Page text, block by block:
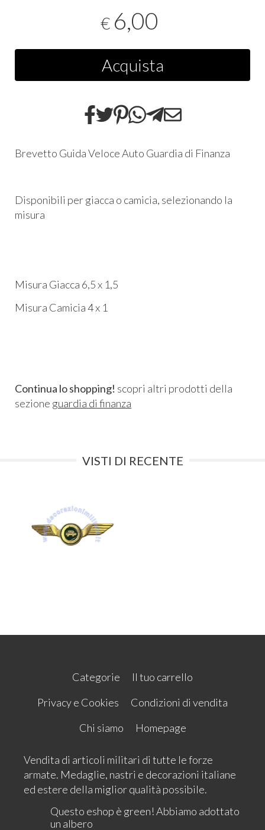
€ 6,00
Acquista
Brevetto Guida Veloce Auto Guardia di Finanza
Disponibili per giacca o camicia, selezionando la
misura
Misura Giacca 6,5 x 1,5
Misura Camicia 4 x 1
Continua lo shopping! scopri altri prodotti della
sezione guardia di finanza
VISTI DI RECENTE
Categorie
Il tuo carrello
Privacy e Cookies
Condizioni di vendita
Chi siamo
Homepage
Vendita di articoli militari di tutte le forze
armate. Medaglie, nastri e decorazioni italiane
ed estere della miglior qualità possibile.
Questo eshop è green! Abbiamo adottato
un albero